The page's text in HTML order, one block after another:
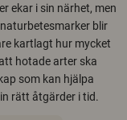
ekar i sin närhet, men
blir
kartlagt hur mycket
hotade arter ska
som kan hjälpa
rätt åtgärder i tid.